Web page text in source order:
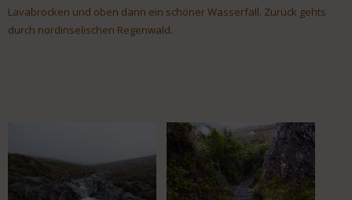
Lavabrocken und oben dann ein schöner Wasserfall. Zurück gehts
durch nordinselischen Regenwald.